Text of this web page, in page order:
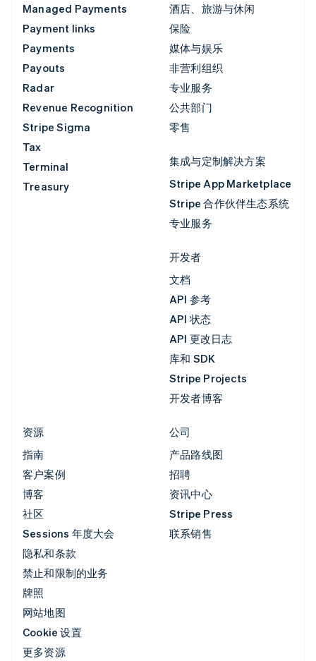
Managed Payments
Payment links
Payments
Payouts
Radar
Revenue Recognition
Stripe Sigma
Tax
Terminal
Treasury
酒店、旅游与休闲
保险
媒体与娱乐
非营利组织
专业服务
公共部门
零售
集成与定制解决方案
Stripe App Marketplace
Stripe 合作伙伴生态系统
专业服务
开发者
文档
API 参考
API 状态
API 更改日志
库和 SDK
Stripe Projects
开发者博客
资源
指南
客户案例
博客
社区
Sessions 年度大会
隐私和条款
禁止和限制的业务
牌照
网站地图
Cookie 设置
更多资源
公司
产品路线图
招聘
资讯中心
Stripe Press
联系销售